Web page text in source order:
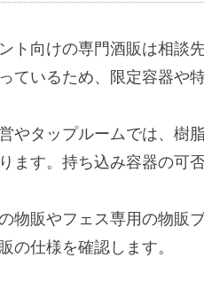
ト向けの専門酒販は相談
ているため、限定容器や
やタップルームでは、樹
ます。持ち込み容器の可
物販やフェス専用の物販
の仕様を確認します。